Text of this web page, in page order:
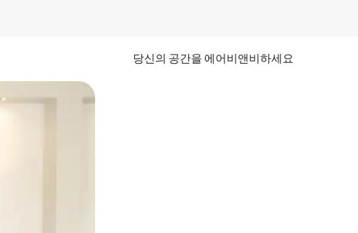
당신의 공간을 에어비앤비하세요